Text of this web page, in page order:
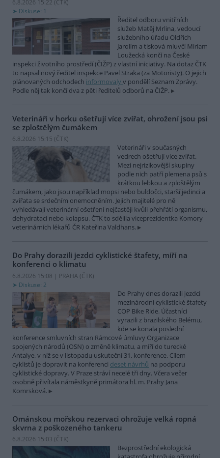
6.8.2026 15:22 (ČTK)
Diskuse: 1
Ředitel odboru vnitřních
služeb Matěj Mrlina, vedoucí
služebního úřadu Oldřich
Jarolím a tisková mluvčí Miriam
Loužecká končí na České
inspekci životního prostředí (ČIŽP) z vlastní iniciativy. Na dotaz ČTK
to napsal nový ředitel inspekce Pavel Straka (za Motoristy). O jejich
plánovaných odchodech informovaly v pondělí Seznam Zprávy.
Podle něj tak končí dva z pěti ředitelů odborů na ČIŽP.
Veterináři v horku ošetřují více zvířat, ohrožení jsou psi
se zploštělým čumákem
6.8.2026 15:15 (ČTK)
Veterináři v současných
vedrech ošetřují více zvířat.
Mezi nejrizikovější skupiny
podle nich patří plemena psů s
krátkou lebkou a zploštělým
čumákem, jako jsou například mopsi nebo buldočci, starší jedinci a
zvířata se srdečním onemocněním. Jejich majitelé pro ně
vyhledávají veterinární ošetření nejčastěji kvůli přehřátí organismu,
dehydrataci nebo kolapsu. ČTK to sdělila viceprezidentka Komory
veterinárních lékařů ČR Kateřina Valdhans.
Do Prahy dorazili jezdci cyklistické štafety, míří na
konferenci o klimatu
6.8.2026 15:08 | PRAHA (ČTK)
Diskuse: 2
Do Prahy dnes dorazili jezdci
mezinárodní cyklistické štafety
COP Bike Ride. Účastníci
vyrazili z brazilského Belému,
kde se konala poslední
konference smluvních stran Rámcové úmluvy Organizace
spojených národů (OSN) o změně klimatu, a míří do turecké
Antalye, v níž se v listopadu uskuteční 31. konference. Cílem
cyklistů je dopravit na konferenci deset návrhů na podporu
cyklistické dopravy. V Praze stráví necelé tři dny. Včera večer
osobně přivítala náměstkyně primátora hl. m. Prahy Jana
Komrsková.
Ománskou mořskou rezervaci ohrožuje velká ropná
skvrna z poškozeného tankeru
6.8.2026 15:03 (ČTK)
Bezprostřední ekologická